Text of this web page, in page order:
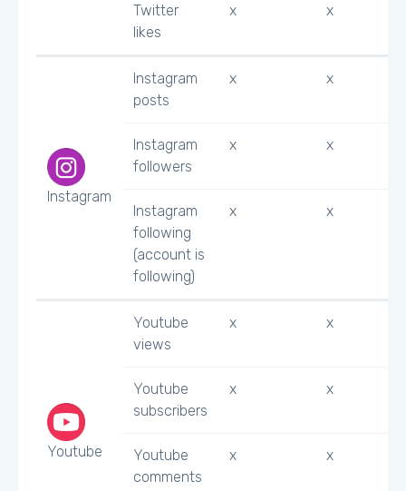
Twitter
likes
x x
Instagram
Instagram
posts
x x
Instagram
followers
x x
Instagram
following
(account is
following)
x x
Youtube
Youtube
views
x x
Youtube
subscribers
x x
Youtube
comments
x x